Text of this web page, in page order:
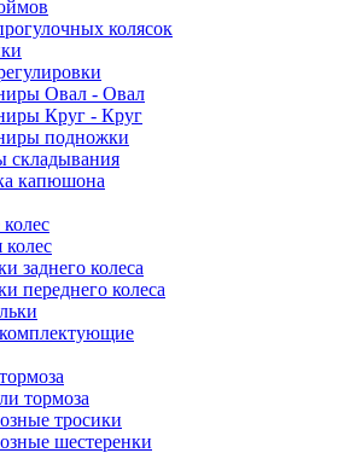
колясок
Овал - Овал
Круг - Круг
подножки
складывания
капюшона
колес
заднего колеса
переднего колеса
тормоза
тросики
шестеренки